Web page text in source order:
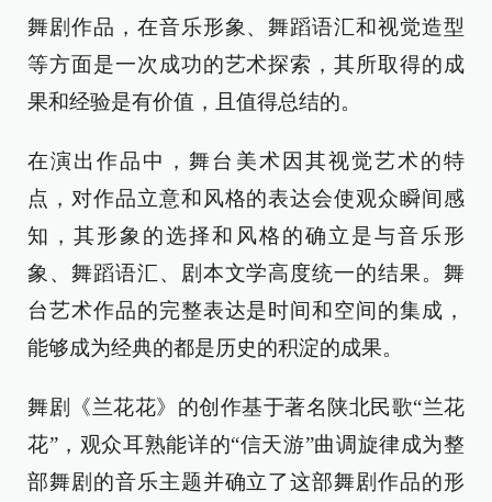
舞剧作品，在音乐形象、舞蹈语汇和视觉造型
等方面是一次成功的艺术探索，其所取得的成
果和经验是有价值，且值得总结的。
在演出作品中，舞台美术因其视觉艺术的特
点，对作品立意和风格的表达会使观众瞬间感
知，其形象的选择和风格的确立是与音乐形
象、舞蹈语汇、剧本文学高度统一的结果。舞
台艺术作品的完整表达是时间和空间的集成，
能够成为经典的都是历史的积淀的成果。
舞剧《兰花花》的创作基于著名陕北民歌“兰花
花”，观众耳熟能详的“信天游”曲调旋律成为整
部舞剧的音乐主题并确立了这部舞剧作品的形